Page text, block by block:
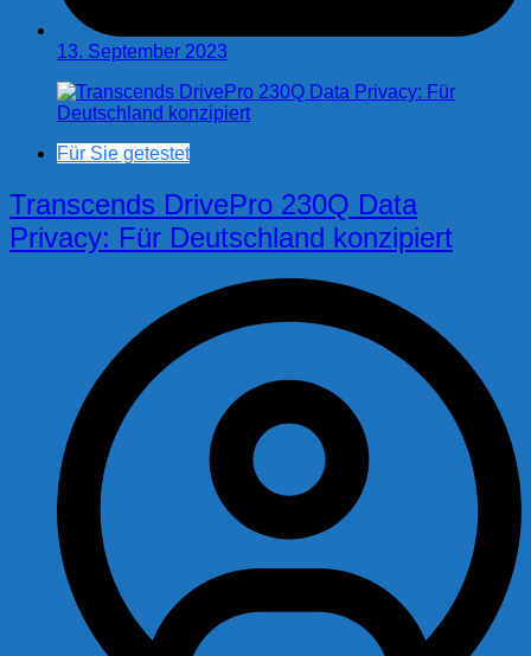
13. September 2023
Für Sie getestet
Transcends DrivePro 230Q Data
Privacy: Für Deutschland konzipiert